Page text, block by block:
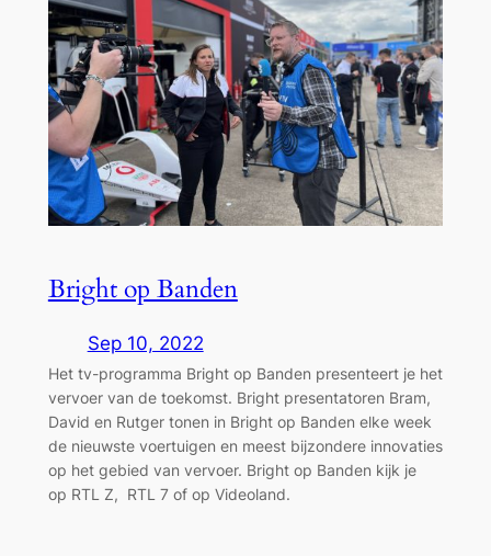
Bright op Banden
Sep 10, 2022
Het tv-programma Bright op Banden presenteert je het
vervoer van de toekomst. Bright presentatoren Bram,
David en Rutger tonen in Bright op Banden elke week
de nieuwste voertuigen en meest bijzondere innovaties
op het gebied van vervoer. Bright op Banden kijk je
op RTL Z, RTL 7 of op Videoland.